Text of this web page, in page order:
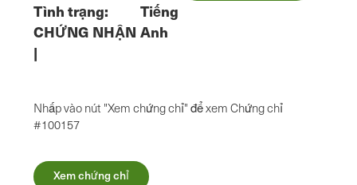
Tình trạng:
CHỨNG NHẬN
|
Tiếng
Anh
Nhấp vào nút "Xem chứng chỉ" để xem Chứng chỉ
#100157
Xem chứng chỉ